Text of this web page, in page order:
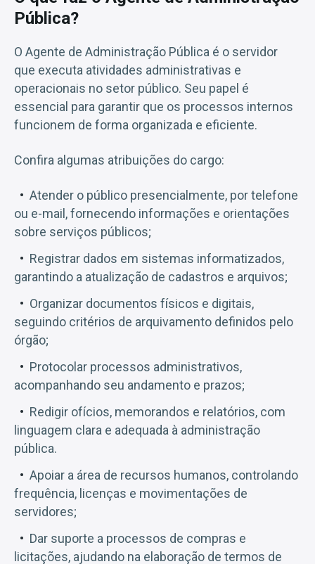
Pública?
O Agente de Administração Pública é o servidor
que executa atividades administrativas e
operacionais no setor público. Seu papel é
essencial para garantir que os processos internos
funcionem de forma organizada e eficiente.
Confira algumas atribuições do cargo:
Atender o público presencialmente, por telefone
ou e-mail, fornecendo informações e orientações
sobre serviços públicos;
Registrar dados em sistemas informatizados,
garantindo a atualização de cadastros e arquivos;
Organizar documentos físicos e digitais,
seguindo critérios de arquivamento definidos pelo
órgão;
Protocolar processos administrativos,
acompanhando seu andamento e prazos;
Redigir ofícios, memorandos e relatórios, com
linguagem clara e adequada à administração
pública.
Apoiar a área de recursos humanos, controlando
frequência, licenças e movimentações de
servidores;
Dar suporte a processos de compras e
licitações, ajudando na elaboração de termos de